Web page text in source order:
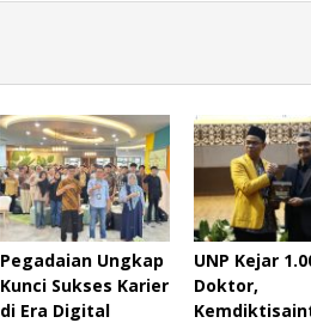
Pegadaian Ungkap
Kunci Sukses Karier
di Era Digital
UNP Kejar
Doktor,